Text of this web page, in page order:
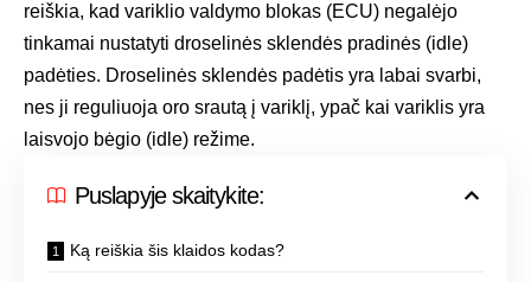
reiškia, kad variklio valdymo blokas (ECU) negalėjo
tinkamai nustatyti droselinės sklendės pradinės (idle)
padėties. Droselinės sklendės padėtis yra labai svarbi,
nes ji reguliuoja oro srautą į variklį, ypač kai variklis yra
laisvojo bėgio (idle) režime.
Puslapyje skaitykite:
Ką reiškia šis klaidos kodas?